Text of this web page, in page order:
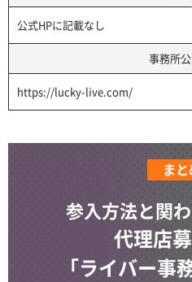
公式HPに記載なし
事務所
https://lucky-live.com/
ま
参入方法と関
代理店
「ライバー事